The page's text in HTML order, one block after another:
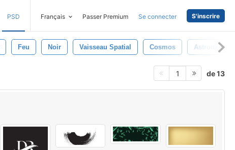
PSD Français Passer Premium Se connecter S'inscrire
Feu Noir Vaisseau Spatial Cosmos Astronaute
1 de 13